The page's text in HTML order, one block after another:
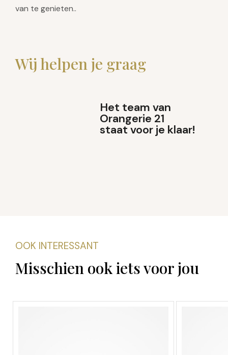
van te genieten..
Wij helpen je graag
Het team van
Orangerie 21
staat voor je klaar!
OOK INTERESSANT
Misschien ook iets voor jou